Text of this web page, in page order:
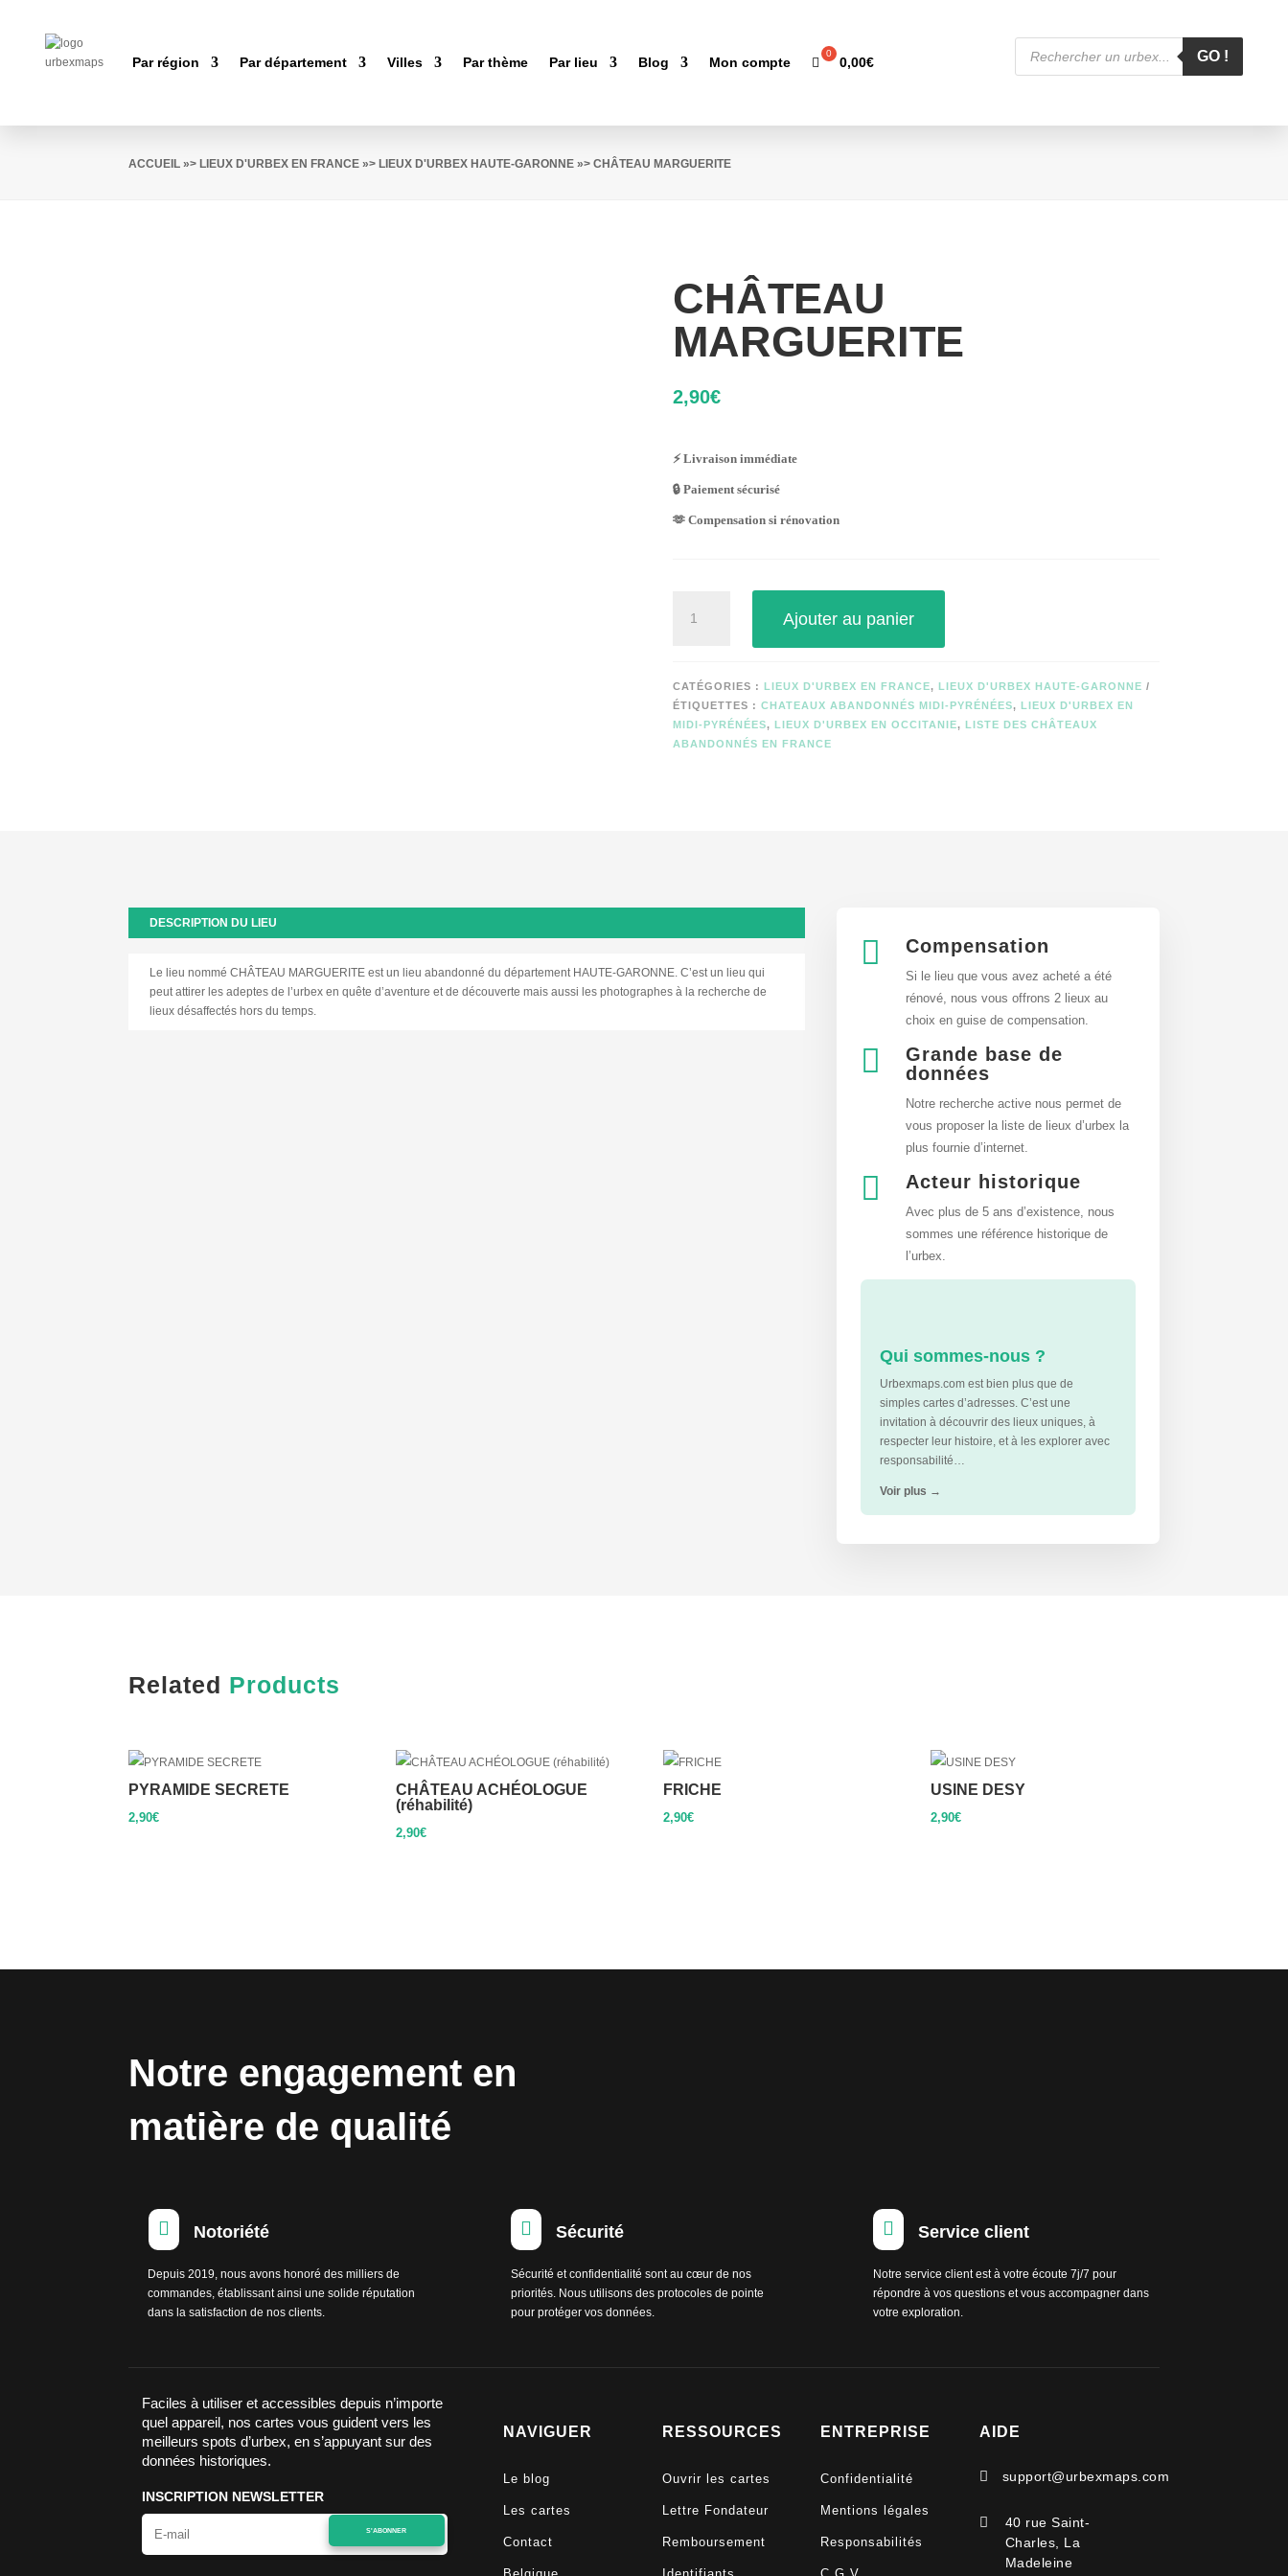
Par région Par département Villes Par thème Par lieu Blog Mon compte 0,00€
Recherche
produits
GO !
ACCUEIL »>LIEUX D'URBEX EN FRANCE »>LIEUX D'URBEX HAUTE-GARONNE »> CHÂTEAU MARGUERITE
CHÂTEAU
MARGUERITE
2,90€
⚡ Livraison immédiate
🔒 Paiement sécurisé
🫶 Compensation si rénovation
Ajouter au panier
CATÉGORIES : LIEUX D'URBEX EN FRANCE, LIEUX D'URBEX HAUTE-GARONNE
ÉTIQUETTES : CHATEAUX ABANDONNÉS MIDI-PYRÉNÉES, LIEUX D'URBEX EN
MIDI-PYRÉNÉES, LIEUX D'URBEX EN OCCITANIE, LISTE DES CHÂTEAUX
ABANDONNÉS EN FRANCE
DESCRIPTION DU LIEU
Le lieu nommé CHÂTEAU MARGUERITE est un lieu abandonné du département HAUTE-GARONNE. C’est un lieu qui
peut attirer les adeptes de l’urbex en quête d’aventure et de découverte mais aussi les photographes à la recherche de
lieux désaffectés hors du temps.
 Compensation
Si le lieu que vous avez acheté a été
rénové, nous vous offrons 2 lieux au
choix en guise de compensation.

Grande base de
données
Notre recherche active nous permet de
vous proposer la liste de lieux d’urbex la
plus fournie d’internet.
 Acteur historique
Avec plus de 5 ans d’existence, nous
sommes une référence historique de
l’urbex.
Qui sommes-nous ?
Urbexmaps.com est bien plus que de
simples cartes d’adresses. C’est une
invitation à découvrir des lieux uniques, à
respecter leur histoire, et à les explorer avec
responsabilité…
Voir plus →
Related Products
PYRAMIDE SECRETE
2,90€
CHÂTEAU ACHÉOLOGUE
(réhabilité)
2,90€
FRICHE
2,90€
USINE DESY
2,90€
Notre engagement en
matière de qualité
 Notoriété
Depuis 2019, nous avons honoré des milliers de
commandes, établissant ainsi une solide réputation
dans la satisfaction de nos clients.
 Sécurité
Sécurité et confidentialité sont au cœur de nos
priorités. Nous utilisons des protocoles de pointe
pour protéger vos données.
 Service client
Notre service client est à votre écoute 7j/7 pour
répondre à vos questions et vous accompagner dans
votre exploration.
Faciles à utiliser et accessibles depuis n’importe
quel appareil, nos cartes vous guident vers les
meilleurs spots d’urbex, en s’appuyant sur des
données historiques.
INSCRIPTION NEWSLETTER
S'ABONNER
NAVIGUER
Le blog
Les cartes
Contact
RESSOURCES
Ouvrir les cartes
Lettre Fondateur
Remboursement
ENTREPRISE
Confidentialité
Mentions légales
Responsabilités
AIDE
 support@urbexmaps.com

40 rue Saint-
Charles, La
Madeleine